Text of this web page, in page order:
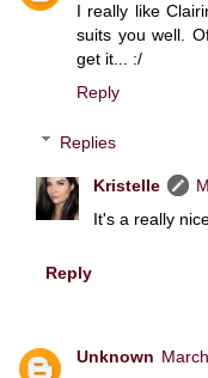
I really like
suits you well.
get it... :/
Reply
Replies
Kristelle
It's a really
Reply
Unknown